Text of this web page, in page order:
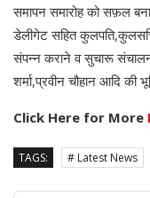
समापन समारोह को सफ़ल
डेलीगेट सहित
संपन्न कराने व सुचारू संचालन
शर्मा,प्रवीन चौहान आदि की
Click Here for More
TAGS: # Latest News